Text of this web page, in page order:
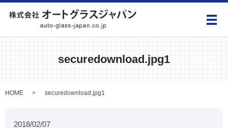
メ
securedownload.jpg1
HOME securedownload.jpg1
2018/02/07